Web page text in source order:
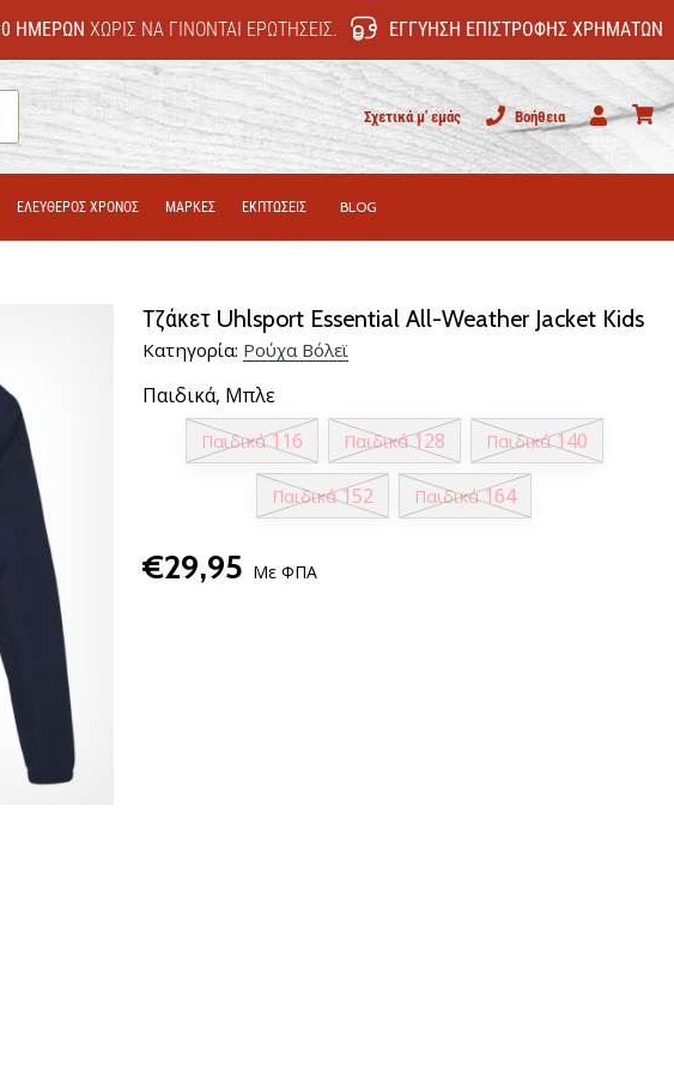
ΗΜΕΡΏΝ ΧΩΡΊΣ ΝΑ ΓΊΝΟΝΤΑΙ ΕΡΩΤΉΣΕΙΣ. ΕΓΓΎΗΣΗ ΕΠΙΣΤΡΟΦΉΣ ΧΡΗΜΆΤΩΝ
Σχετικά μ' εμάς
Βοήθεια
Χρήστης
ΕΛΕΥΘΕΡΟΣ ΧΡΟΝΟΣ ΜΑΡΚΕΣ ΕΚΠΤΩΣΕΙΣ BLOG
Τζάκετ Uhlsport Essential All-Weather Jacket Kids
Κατηγορία: Ρούχα Βόλεϊ
Παιδικά, Μπλε
Παιδικά 116 Παιδικά 128 Παιδικά 140
Παιδικά 152 Παιδικά 164
€29,95 Με ΦΠΑ